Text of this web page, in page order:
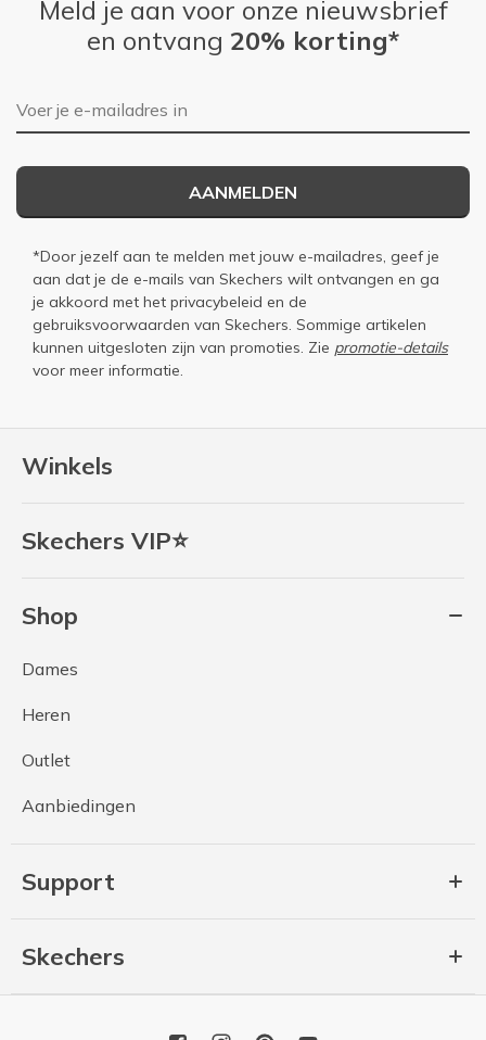
Winkels
Skechers VIP⭐
Shop
Dames
Heren
Outlet
Aanbiedingen
Support
Skechers
Meld je aan voor onze nieuwsbrief
en ontvang 20% korting*
E-mailadres
AANMELDEN
*Door jezelf aan te melden met jouw e-mailadres, geef je
aan dat je de e-mails van Skechers wilt ontvangen en ga
je akkoord met het privacybeleid en de
gebruiksvoorwaarden van Skechers. Sommige artikelen
kunnen uitgesloten zijn van promoties. Zie promotie-details
voor meer informatie.